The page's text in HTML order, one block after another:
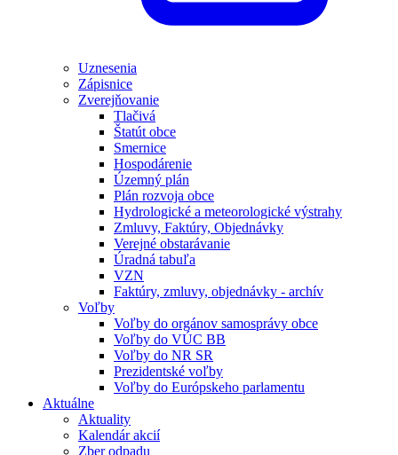
Uznesenia
Zápisnice
Zverejňovanie
Tlačivá
Štatút obce
Smernice
Hospodárenie
Územný plán
Plán rozvoja obce
Hydrologické a meteorologické výstrahy
Zmluvy, Faktúry, Objednávky
Verejné obstarávanie
Úradná tabuľa
VZN
Faktúry, zmluvy, objednávky - archív
Voľby
Voľby do orgánov samosprávy obce
Voľby do VÚC BB
Voľby do NR SR
Prezidentské voľby
Voľby do Európskeho parlamentu
Aktuálne
Aktuality
Kalendár akcií
Zber odpadu